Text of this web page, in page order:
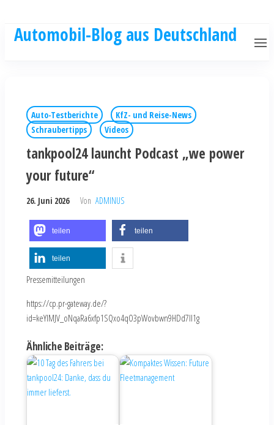
Automobil-Blog aus Deutschland
Auto-Testberichte
KfZ- und Reise-News
Schraubertipps
Videos
tankpool24 launcht Podcast „we power
your future“
26. Juni 2026 Von ADMINUS
teilen teilen
teilen
Pressemitteilungen
https://cp.pr-gateway.de/?
id=keYlMJV_oNqaRa6xfp1SQxo4qO3pWovbwn9HDd7Il1g
Ähnliche Beiträge: